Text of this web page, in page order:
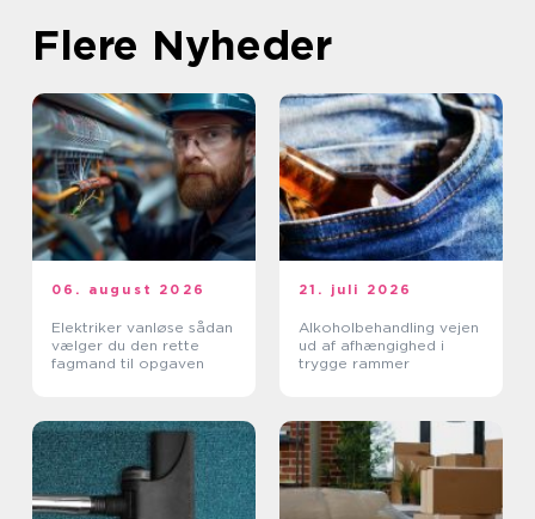
Flere Nyheder
06. august 2026
Elektriker vanløse sådan
vælger du den rette
fagmand til opgaven
21. juli 2026
Alkoholbehandling vejen
ud af afhængighed i
trygge rammer